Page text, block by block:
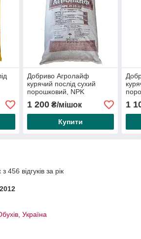
Добриво Агролайф
курячий послід сухий
порошковий, NPK
10:10:10, 25 кг
1 200₴/мішок
Купити
кг
1
456 відгуків за рік
Україна